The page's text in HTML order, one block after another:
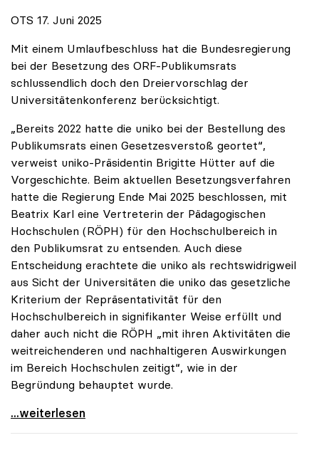
OTS 17. Juni 2025
Mit einem Umlaufbeschluss hat die Bundesregierung
bei der Besetzung des ORF-Publikumsrats
schlussendlich doch den Dreiervorschlag der
Universitätenkonferenz berücksichtigt.
„Bereits 2022 hatte die uniko bei der Bestellung des
Publikumsrats einen Gesetzesverstoß geortet“,
verweist uniko-Präsidentin Brigitte Hütter auf die
Vorgeschichte. Beim aktuellen Besetzungsverfahren
hatte die Regierung Ende Mai 2025 beschlossen, mit
Beatrix Karl eine Vertreterin der Pädagogischen
Hochschulen (RÖPH) für den Hochschulbereich in
den Publikumsrat zu entsenden. Auch diese
Entscheidung erachtete die uniko als rechtswidrigweil
aus Sicht der Universitäten die uniko das gesetzliche
Kriterium der Repräsentativität für den
Hochschulbereich in signifikanter Weise erfüllt und
daher auch nicht die RÖPH „mit ihren Aktivitäten die
weitreichenderen und nachhaltigeren Auswirkungen
im Bereich Hochschulen zeitigt“, wie in der
Begründung behauptet wurde.
ORF-Publikumsrat: Regierung entsendet nun doch
...weiterlesen